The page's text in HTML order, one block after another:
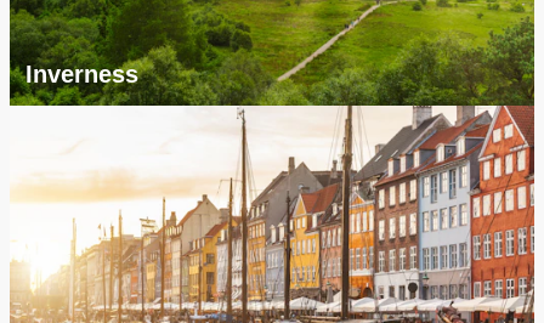
Inverness